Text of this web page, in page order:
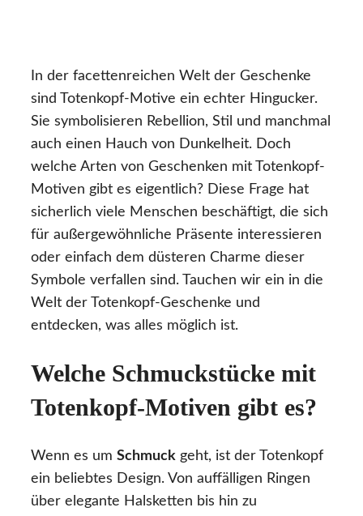
In der facettenreichen Welt der Geschenke
sind Totenkopf-Motive ein echter Hingucker.
Sie symbolisieren Rebellion, Stil und manchmal
auch einen Hauch von Dunkelheit. Doch
welche Arten von Geschenken mit Totenkopf-
Motiven gibt es eigentlich? Diese Frage hat
sicherlich viele Menschen beschäftigt, die sich
für außergewöhnliche Präsente interessieren
oder einfach dem düsteren Charme dieser
Symbole verfallen sind. Tauchen wir ein in die
Welt der Totenkopf-Geschenke und
entdecken, was alles möglich ist.
Welche Schmuckstücke mit
Totenkopf-Motiven gibt es?
Wenn es um Schmuck geht, ist der Totenkopf
ein beliebtes Design. Von auffälligen Ringen
über elegante Halsketten bis hin zu